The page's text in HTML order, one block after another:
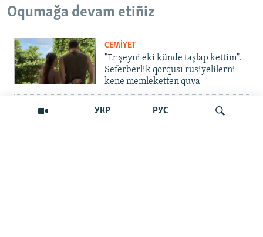
УКР РУС
Oqumağa devam etiñiz
CEMİYET
"Er şeyni eki künde taşlap kettim".
Seferberlik qorqusı rusiyelilerni
kene memleketten quva
İNSAN AQLARI